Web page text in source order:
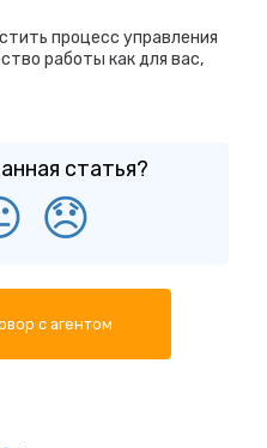
процесс управления
работы как для вас,
статья?
😞
с агентом